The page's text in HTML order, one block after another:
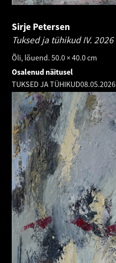
Sirje Petersen
Tuksed ja tühikud IV. 2026
Õli, lõuend. 50.0 × 40.0 cm
Osalenud näitusel
TUKSED JA TÜHIKUD08.05.2026